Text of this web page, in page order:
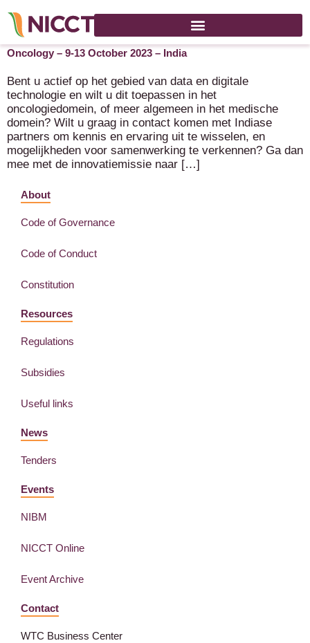
Innovatiemissie India: Data for Better Health Outcomes in
Oncology – 9-13 October 2023 – India
Bent u actief op het gebied van data en digitale
technologie en wilt u dit toepassen in het
oncologiedomein, of meer algemeen in het medische
domein? Wilt u graag in contact komen met Indiase
partners om kennis en ervaring uit te wisselen, en
mogelijkheden voor samenwerking te verkennen? Ga dan
mee met de innovatiemissie naar […]
About
Code of Governance
Code of Conduct
Constitution
Resources
Regulations
Subsidies
Useful links
News
Tenders
Events
NIBM
NICCT Online
Event Archive
Contact
WTC Business Center